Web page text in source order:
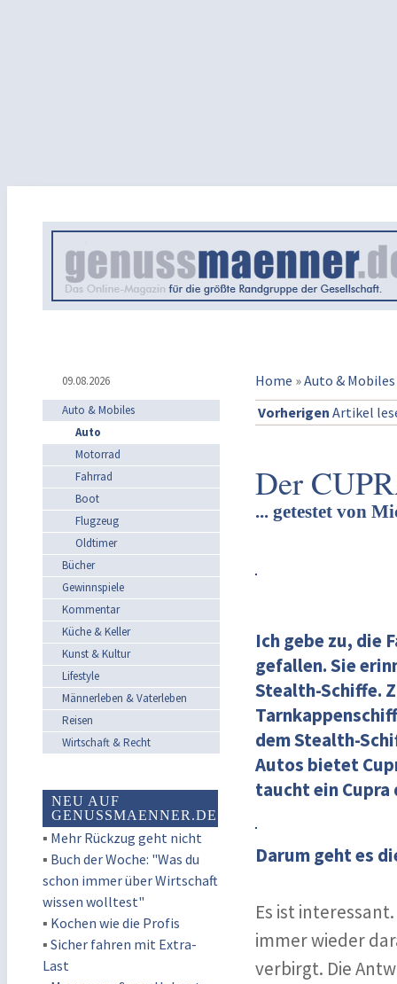
09.08.2026 Home »Auto & Mobiles
Auto & Mobiles
Auto
Motorrad
Fahrrad
Boot
Flugzeug
Oldtimer
Bücher
Gewinnspiele
Kommentar
Küche & Keller
Kunst & Kultur
Lifestyle
Männerleben & Vaterleben
Reisen
Wirtschaft & Recht
NEU AUF
GENUSSMAENNER.DE
▪ Mehr Rückzug geht nicht
▪ Buch der Woche: "Was du
schon immer über Wirtschaft
wissen wolltest"
▪ Kochen wie die Profis
▪ Sicher fahren mit Extra-
Last
Vorherigen Artikel
Der
... getestet von
Ich gebe zu, die
gefallen. Sie
Stealth-Schiffe.
dem Stealth-
Autos bietet
taucht ein
Darum geht es
Es ist
immer wieder
verbirgt. Die